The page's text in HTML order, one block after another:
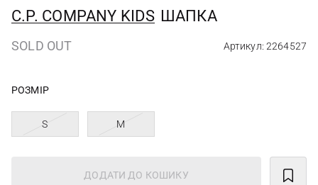
C.P. COMPANY KIDS ШАПКА
SOLD OUT Артикул: 2264527
РОЗМІР
S M
ДОДАТИ ДО КОШИКУ